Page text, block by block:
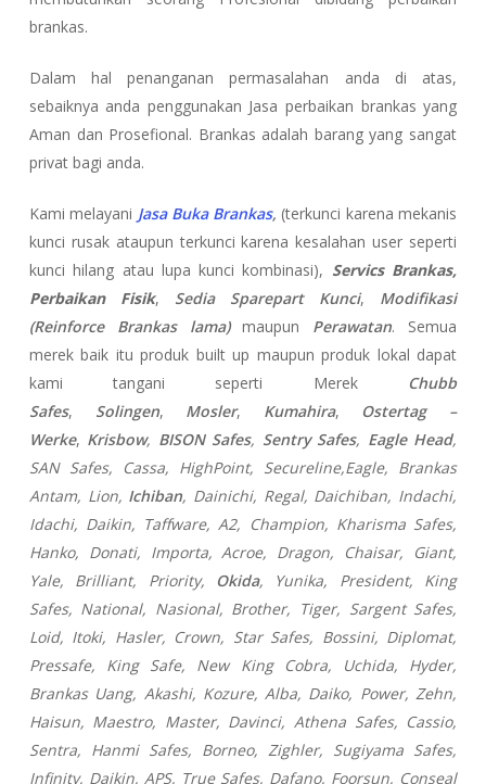
brankas.
Dalam hal penanganan permasalahan anda di atas,
sebaiknya anda penggunakan Jasa perbaikan brankas yang
Aman dan Prosefional. Brankas adalah barang yang sangat
privat bagi anda.
Kami melayani Jasa Buka Brankas, (terkunci karena mekanis
kunci rusak ataupun terkunci karena kesalahan user seperti
kunci hilang atau lupa kunci kombinasi), Servics Brankas,
Perbaikan Fisik, Sedia Sparepart Kunci, Modifikasi
(Reinforce Brankas lama)maupun Perawatan. Semua
merek baik itu produk built up maupun produk lokal dapat
kami tangani seperti Merek
Chubb
Safes, Solingen, Mosler, Kumahira, Ostertag –
Werke, Krisbow, BISON Safes, Sentry Safes, Eagle Head,
SAN Safes, Cassa, HighPoint, Secureline,Eagle, Brankas
Antam, Lion, Ichiban, Dainichi, Regal, Daichiban, Indachi,
Idachi, Daikin, Taffware, A2, Champion, Kharisma Safes,
Hanko, Donati, Importa, Acroe, Dragon, Chaisar, Giant,
Yale, Brilliant, Priority,
Okida, Yunika, President, King
Safes, National, Nasional, Brother, Tiger, Sargent Safes,
Loid, Itoki, Hasler, Crown, Star Safes, Bossini, Diplomat,
Pressafe, King Safe, New King Cobra, Uchida, Hyder,
Brankas Uang, Akashi, Kozure, Alba, Daiko, Power, Zehn,
Haisun, Maestro, Master, Davinci, Athena Safes, Cassio,
Sentra, Hanmi Safes, Borneo, Zighler, Sugiyama Safes,
Infinity, Daikin, APS, True Safes, Dafano, Foorsun, Conseal